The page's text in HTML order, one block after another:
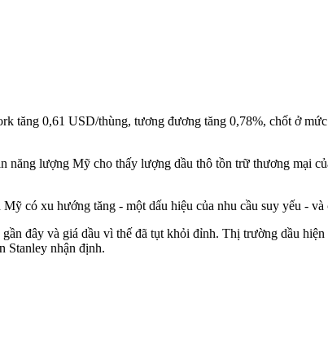
tăng 0,61 USD/thùng, tương đương tăng 0,78%, chốt ở
năng lượng Mỹ cho thấy lượng dầu thô tồn trữ thương mại
có xu hướng tăng - một dấu hiệu của nhu cầu suy yếu -
đây và giá dầu vì thế đã tụt khỏi đỉnh. Thị trường dầu
Stanley nhận định.